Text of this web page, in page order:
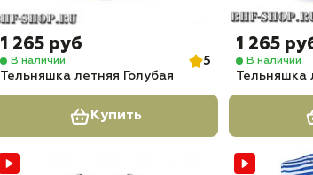
1 265 руб
В наличии
5
Тельняшка летняя Голубая
Купить
1 265
В наличии
Тельняшка